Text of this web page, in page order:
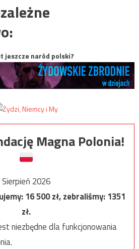
jeszcze naród polski?
Magna Polonia!
Sierpień 2026
16 500zł, zebraliśmy:1351
zł.
niezbędne dla funkcjonowania